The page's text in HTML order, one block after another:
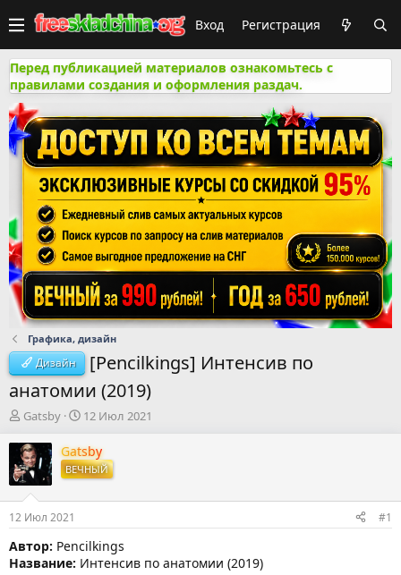
Вход Регистрация
Перед публикацией материалов ознакомьтесь с
правилами создания и оформления раздач.
Графика, дизайн
Дизайн
[Pencilkings] Интенсив по
анатомии (2019)
А
т
о
р
т
е
м
ы
Gatsby
Д
т
а
н
а
л
а
12 Июл 2021
Gatsby
ВЕЧНЫЙ
12 Июл 2021 #1
Автор: Pencilkings
Название: Интенсив по анатомии (2019)